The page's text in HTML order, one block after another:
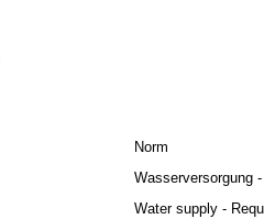
Norm
Wasserversorgung
Water supply -